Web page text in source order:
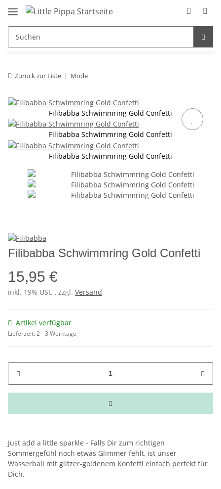
Zum Hauptinhalt springen
springen
Zurück zur Liste Mode
Filibabba Schwimmring Gold Confetti
Filibabba Schwimmring Gold Confetti
Filibabba Schwimmring Gold Confetti
Filibabba Schwimmring Gold Confetti
15,95 €
inkl. 19% USt. , zzgl. Versand
Artikel verfügbar
Lieferzeit:2 - 3 Werktage
Just add a little sparkle - Falls Dir zum richtigen
Sommergefühl noch etwas Glimmer fehlt, ist unser
Wasserball mit glitzer-goldenem Konfetti einfach perfekt für
Dich.